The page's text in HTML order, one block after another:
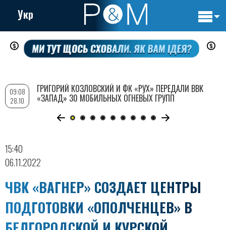
Перейти
содержанию
Укр
15:40
06.11.2022
ЧВК «ВАГНЕР» СОЗДАЕТ ЦЕНТРЫ
ПОДГОТОВКИ «ОПОЛЧЕНЦЕВ» В
09:08
28.10
ГРИГОРИЙ КОЗЛОВСКИЙ И ФК «РУХ» ПЕРЕДАЛИ ВВК
«ЗАПАД» 30 МОБИЛЬНЫХ ОГНЕВЫХ ГРУПП